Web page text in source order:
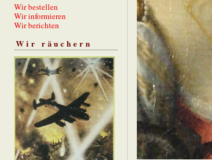
Wir bestellen
Wir informieren
Wir berichten
Wir räuchern